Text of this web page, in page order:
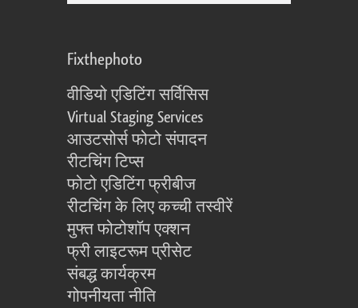
Fixthephoto
वीडियो एडिटिंग सर्विसिस
Virtual Staging Services
आउटसोर्स फोटो संपादन
रीटचिंग टिप्स
फोटो एडिटिंग फ्रीबीज
रीटचिंग के लिए कच्ची तस्वीरें
मुफ्त फोटोशॉप एक्शन
फ्री लाइटरूम प्रीसेट
संबद्ध कार्यक्रम
गोपनीयता नीति